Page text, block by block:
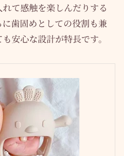
て感触を楽しんだりする
歯固めとしての役割も兼
安心な設計が特長です。